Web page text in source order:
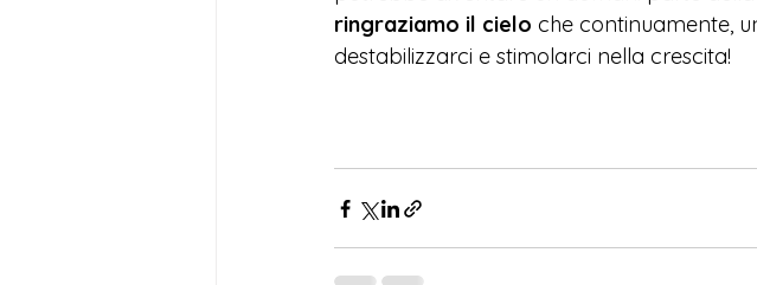
ringraziamo il cielo che continuamente,
destabilizzarci e stimolarci nella crescita!